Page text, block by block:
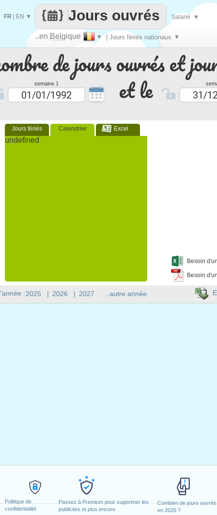
Politique de
confidentialité
Passez à Premium pour supprimer les
publicités et plus encore
Combien de jours ouvrés
en 2026 ?
de jours ouvrés et
semaine 1 et le
Jours fériés Calendrier Excel
undefined
Besoin
Besoin
Faire
que
..en Belgique ▼ | Jours fériés nationaux ▼
Jours ouvrés
FR EN ▼ Salarié ▼
:2025 | 2026 | 2027 ..autre année